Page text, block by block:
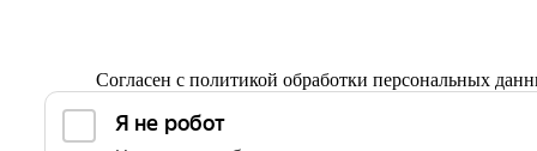
Согласен с политикой обработки персональных